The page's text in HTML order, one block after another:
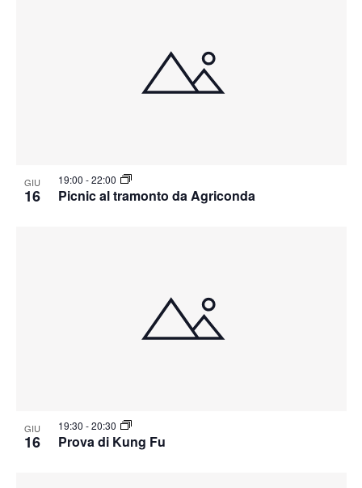
GIU
16 Picnic al tramonto da Agriconda
19:00 -22:00
GIU
16 Prova di Kung Fu
19:30 -20:30